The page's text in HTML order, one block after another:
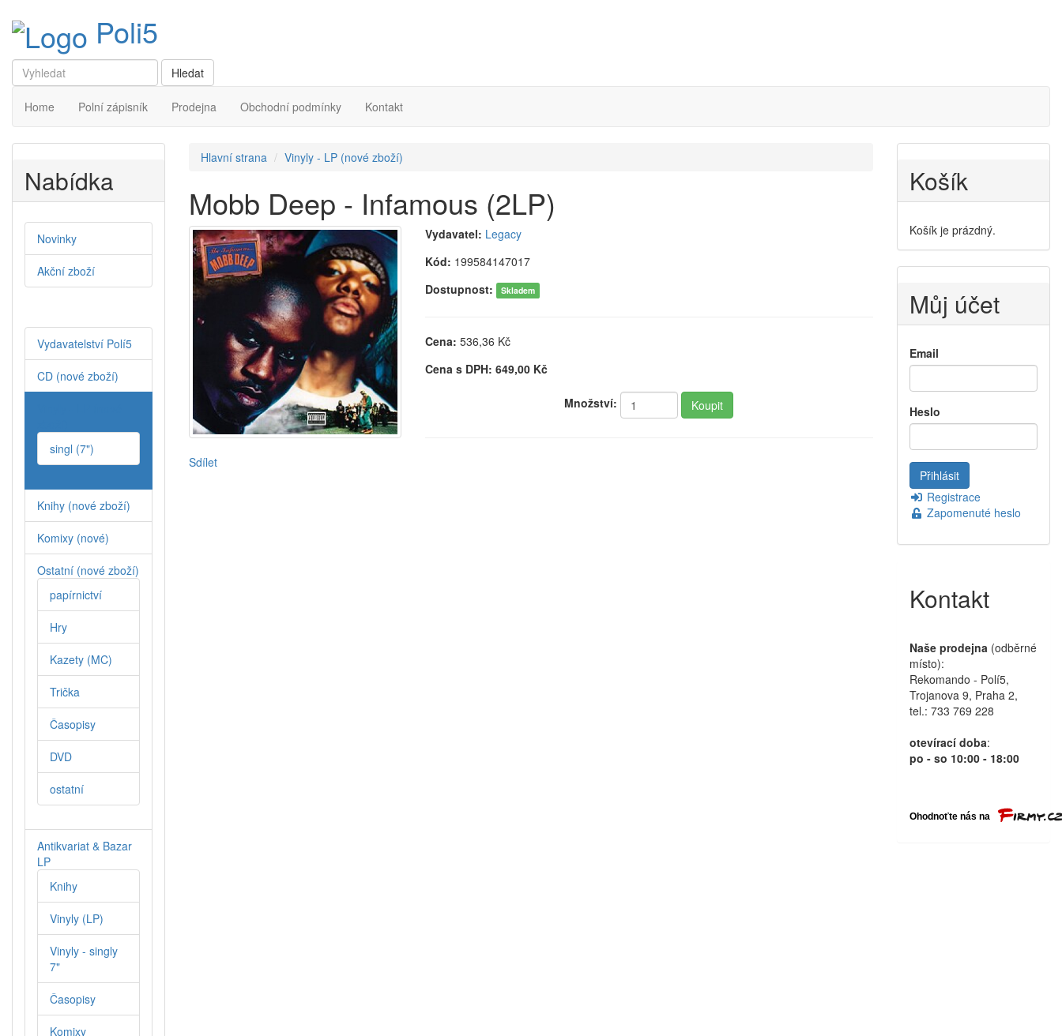
Poli5
Home Polní zápisník Prodejna Obchodní podmínky Kontakt
Hlavní strana Vinyly - LP (nové zboží)
Mobb Deep - Infamous (2LP)
Vydavatel: Legacy
Kód: 199584147017
Dostupnost:
Skladem
Cena: 536,36 Kč
Cena s DPH: 649,00Kč
Množství:
Sdílet
Nabídka
Novinky
Akční zboží
Vydavatelství Polí5
CD (nové zboží)
singl (7")
Knihy (nové zboží)
Komixy (nové)
Ostatní (nové zboží)
papírnictví
Hry
Kazety (MC)
Trička
Časopisy
DVD
ostatní
Antikvariat & Bazar
LP
Knihy
Vinyly (LP)
Vinyly - singly
7"
Časopisy
Komixy
Košík
Košík je prázdný.
Můj účet
Email
Heslo
Registrace
Zapomenuté heslo
Kontakt
Naše prodejna (odběrné
místo):
Rekomando - Polí5,
Trojanova 9, Praha 2,
tel.: 733 769 228
otevírací doba:
po - so 10:00 - 18:00